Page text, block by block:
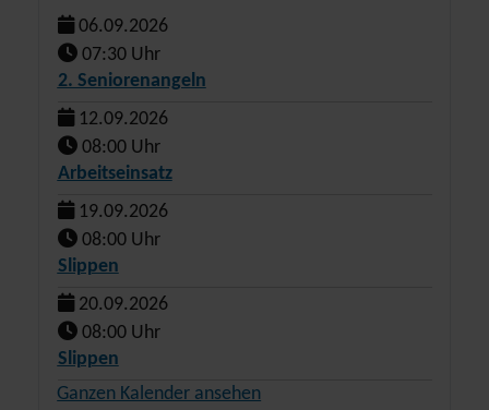
06.09.2026
07:30 Uhr
2. Seniorenangeln
12.09.2026
08:00 Uhr
Arbeitseinsatz
19.09.2026
08:00 Uhr
Slippen
20.09.2026
08:00 Uhr
Slippen
Ganzen Kalender ansehen